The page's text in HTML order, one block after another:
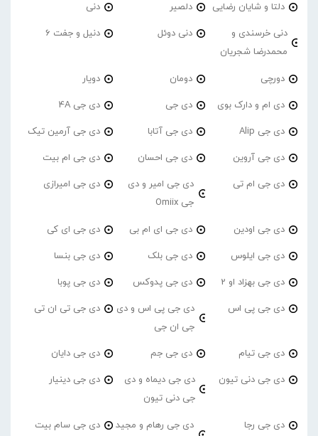
دلتا و شایان رضایی دلصیر دنی
دنی خرسندی و
محمدرضا شجریان
دنی دوئل دنیل و جفت 6
دورچی دومان دویار
دی ام و دارک بوی دی جی دی جی 4A
دی جی Alip دی جی آتابا دی جی آرمین تیک
دی جی آروین دی جی احسان دی جی ام بیت
دی جی ام تی
دی جی امیر و دی
جی Omiix
دی جی امیرازی
دی جی اودین دی جی ای ام بی دی جی ای کی
دی جی ایلوس دی جی بلک دی جی بنسا
دی جی بهزاد او 2 دی جی پدوکس دی جی پوبا
دی جی پی اس
دی جی پی اس و دی
جی ان جی
دی جی تی ان تی
دی جی تیام دی جی جم دی جی دایان
دی جی دنی تیون
دی جی دیماه و دی
جی دنی تیون
دی جی دینیار
دی جی رجا
دی جی رهام و مجید
دی جی سام بیت